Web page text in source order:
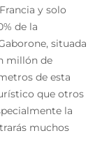
y solo
de la
situada
millón de
de esta
que otros
la
muchos